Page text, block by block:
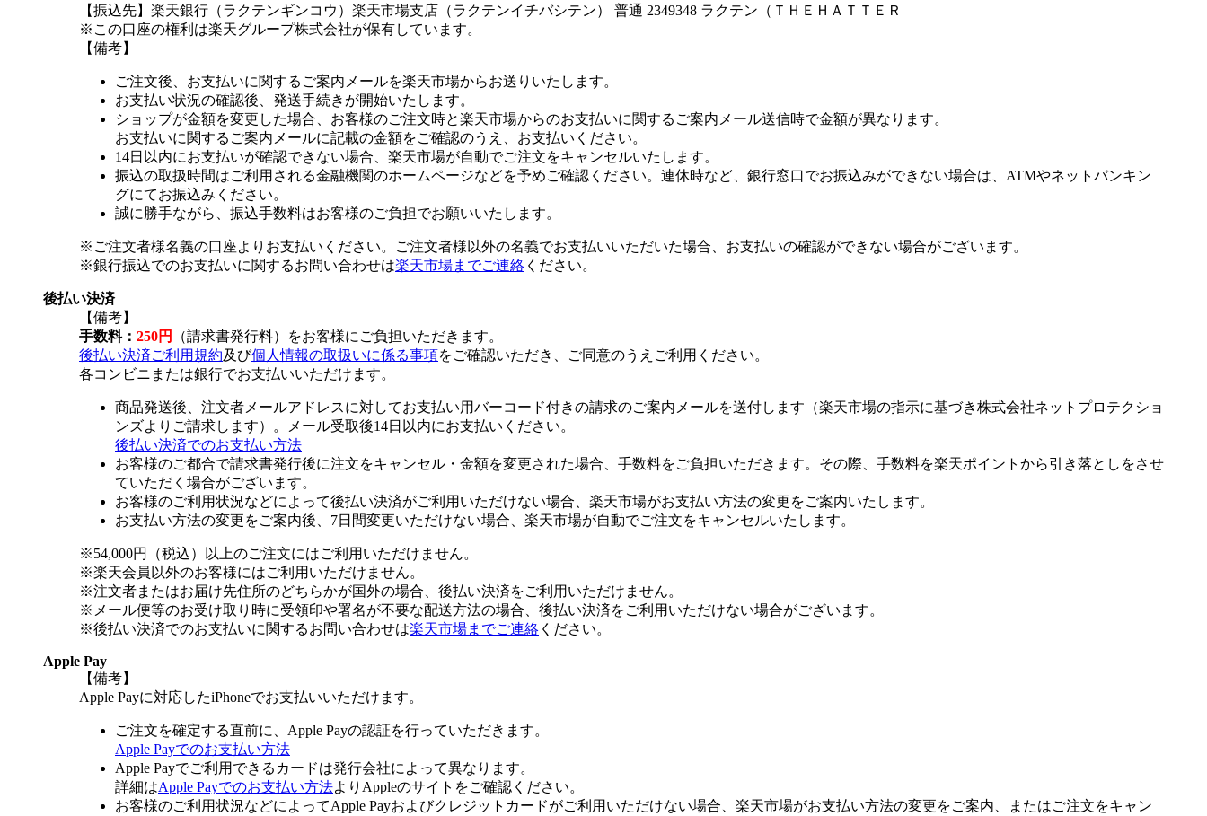
【振込先】楽天銀行（ラクテンギンコウ）楽天市場支店（ラクテンイチバシテン） 普通 2349348 ラクテン（ＴＨＥＨＡＴＴＥＲ
※この口座の権利は楽天グループ株式会社が保有しています。
【備考】
ご注文後、お支払いに関するご案内メールを楽天市場からお送りいたします。
お支払い状況の確認後、発送手続きが開始いたします。
ショップが金額を変更した場合、お客様のご注文時と楽天市場からのお支払いに関するご案内メール送信時で金額が異なります。
お支払いに関するご案内メールに記載の金額をご確認のうえ、お支払いください。
14日以内にお支払いが確認できない場合、楽天市場が自動でご注文をキャンセルいたします。
振込の取扱時間はご利用される金融機関のホームページなどを予めご確認ください。連休時など、銀行窓口でお振込みができない場合は、ATMやネットバンキン
グにてお振込みください。
誠に勝手ながら、振込手数料はお客様のご負担でお願いいたします。
※ご注文者様名義の口座よりお支払いください。ご注文者様以外の名義でお支払いいただいた場合、お支払いの確認ができない場合がございます。
※銀行振込でのお支払いに関するお問い合わせは楽天市場までご連絡 ください。
後払い決済
【備考】
手数料： 250円
（請求書発行料）をお客様にご負担いただきます。
後払い決済ご利用規約及び個人情報の取扱いに係る事項をご確認いただき、ご同意のうえご利用ください。
各コンビニまたは銀行でお支払いいただけます。
商品発送後、注文者メールアドレスに対してお支払い用バーコード付きの請求のご案内メールを送付します（楽天市場の指示に基づき株式会社ネットプロテクショ
ンズよりご請求します）。メール受取後14日以内にお支払いください。
後払い決済でのお支払い方法
お客様のご都合で請求書発行後に注文をキャンセル・金額を変更された場合、手数料をご負担いただきます。その際、手数料を楽天ポイントから引き落としをさせ
ていただく場合がございます。
お客様のご利用状況などによって後払い決済がご利用いただけない場合、楽天市場がお支払い方法の変更をご案内いたします。
お支払い方法の変更をご案内後、7日間変更いただけない場合、楽天市場が自動でご注文をキャンセルいたします。
※54,000円（税込）以上のご注文にはご利用いただけません。
※楽天会員以外のお客様にはご利用いただけません。
※注文者またはお届け先住所のどちらかが国外の場合、後払い決済をご利用いただけません。
※メール便等のお受け取り時に受領印や署名が不要な配送方法の場合、後払い決済をご利用いただけない場合がございます。
※後払い決済でのお支払いに関するお問い合わせは楽天市場までご連絡 ください。
Apple Pay
【備考】
Apple Payに対応したiPhoneでお支払いいただけます。
ご注文を確定する直前に、Apple Payの認証を行っていただきます。
Apple Payでのお支払い方法
Apple Payでご利用できるカードは発行会社によって異なります。
詳細はApple Payでのお支払い方法よりAppleのサイトをご確認ください。
お客様のご利用状況などによってApple Payおよびクレジットカードがご利用いただけない場合、楽天市場がお支払い方法の変更をご案内、またはご注文をキャン